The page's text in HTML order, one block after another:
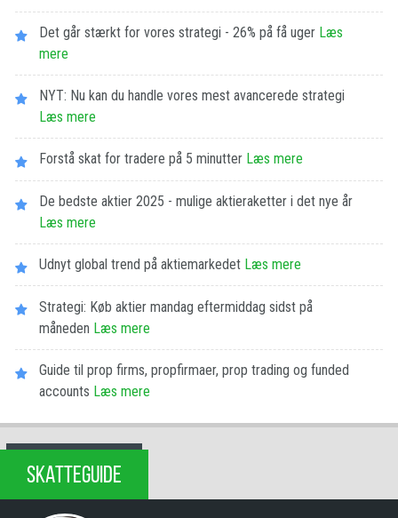
Det går stærkt for vores strategi - 26% på få uger Læs
mere
NYT: Nu kan du handle vores mest avancerede strategi
Læs mere
Forstå skat for tradere på 5 minutter Læs mere
De bedste aktier 2025 - mulige aktieraketter i det nye år
Læs mere
Udnyt global trend på aktiemarkedet Læs mere
Strategi: Køb aktier mandag eftermiddag sidst på
måneden Læs mere
Guide til prop firms, propfirmaer, prop trading og funded
accounts Læs mere
SKATTEGUIDE